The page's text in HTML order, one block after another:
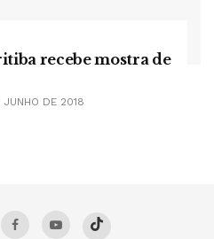
recebe mostra de
DE 2018